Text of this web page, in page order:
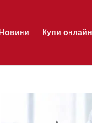
Новини Купи онлайн